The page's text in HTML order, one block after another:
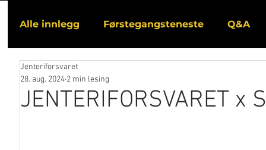
Alle innlegg Førstegangsteneste Q&A
I media
JENTERIFORSVARET x
Jenteriforsvaret
28. aug. 2024 2 min lesing